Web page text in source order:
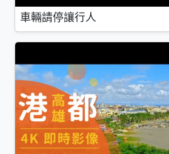
車輛請停讓行人